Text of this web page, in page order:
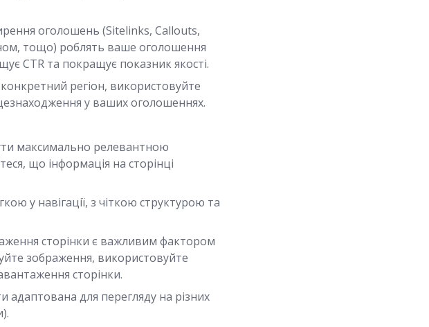
оголошень (Sitelinks, Callouts,
тощо) роблять ваше оголошення
CTR та покращує показник якості.
регіон, використовуйте
у ваших оголошеннях.
максимально релевантною
що інформація на сторінці
у навігації, з чіткою структурою та
сторінки є важливим фактором
зображення, використовуйте
сторінки.
адаптована для перегляду на різних